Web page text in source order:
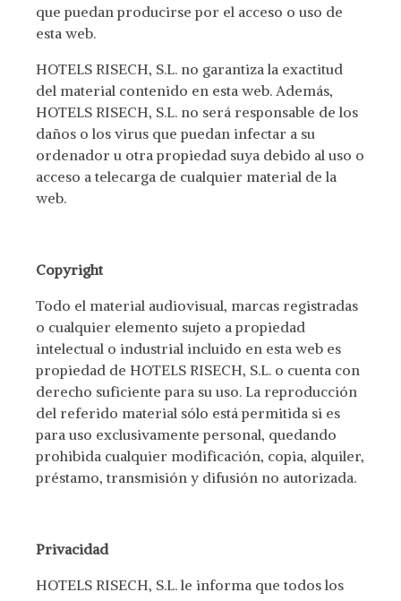
que puedan producirse por el acceso o uso de
esta web.
HOTELS RISECH, S.L. no garantiza la exactitud
del material contenido en esta web. Además,
HOTELS RISECH, S.L. no será responsable de los
daños o los virus que puedan infectar a su
ordenador u otra propiedad suya debido al uso o
acceso a telecarga de cualquier material de la
web.
Copyright
Todo el material audiovisual, marcas registradas
o cualquier elemento sujeto a propiedad
intelectual o industrial incluido en esta web es
propiedad de HOTELS RISECH, S.L. o cuenta con
derecho suficiente para su uso. La reproducción
del referido material sólo está permitida si es
para uso exclusivamente personal, quedando
prohibida cualquier modificación, copia, alquiler,
préstamo, transmisión y difusión no autorizada.
Privacidad
HOTELS RISECH, S.L. le informa que todos los